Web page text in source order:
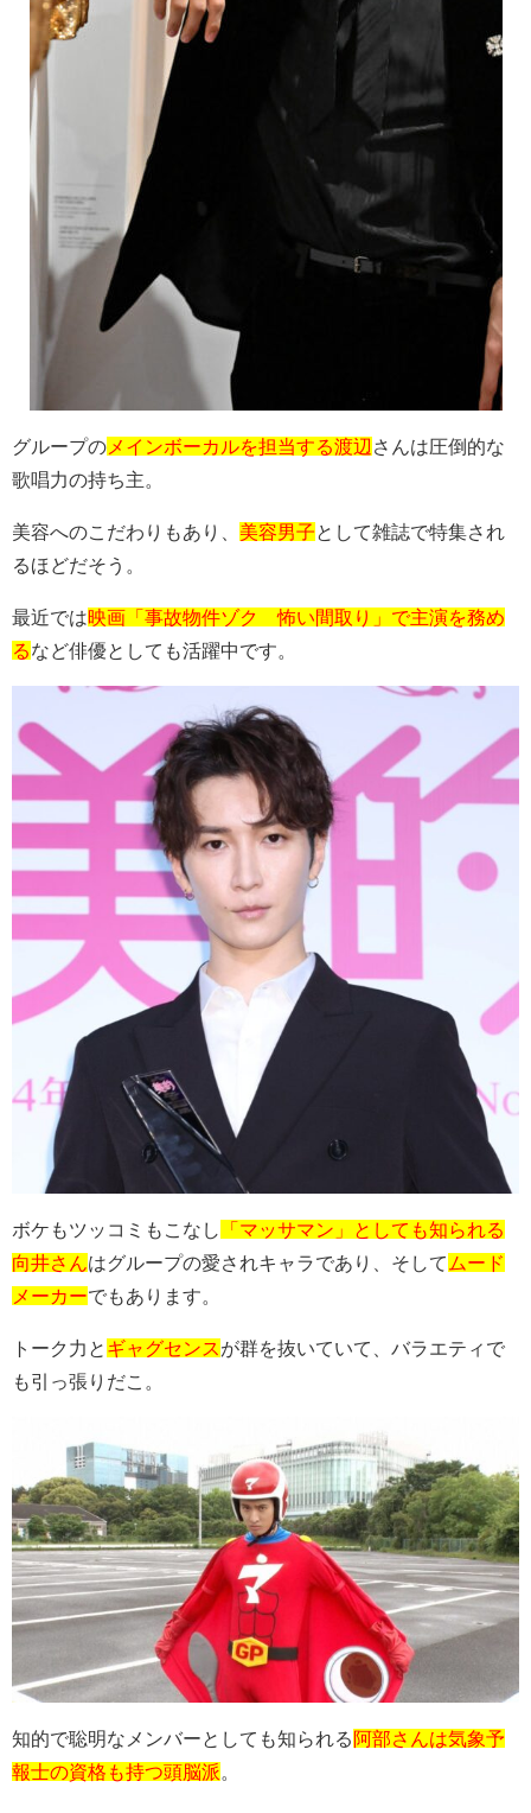
グループの メインボーカルを担当する渡辺 さんは圧倒的な
歌唱力の持ち主。
美容へのこだわりもあり、 美容男子 として雑誌で特集され
るほどだそう。
最近では映画「事故物件ゾク 怖い間取り」で主演を務め
るなど俳優としても活躍中です。
ボケもツッコミもこなし
「マッサマン」としても知られる
向井さん はグループの愛されキャラであり、そして ムード
メーカーでもあります。
トーク力と ギャグセンス が群を抜いていて、バラエティで
も引っ張りだこ。
知的で聡明なメンバーとしても知られる 阿部さんは気象予
報士の資格も持つ頭脳派